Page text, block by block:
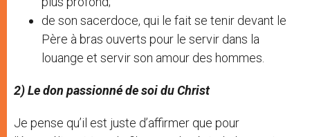
de son sacerdoce, qui le fait se tenir devant le
Père à bras ouverts pour le servir dans la
louange et servir son amour des hommes.
2) Le don passionné de soi du Christ
Je pense qu’il est juste d’affirmer que pour